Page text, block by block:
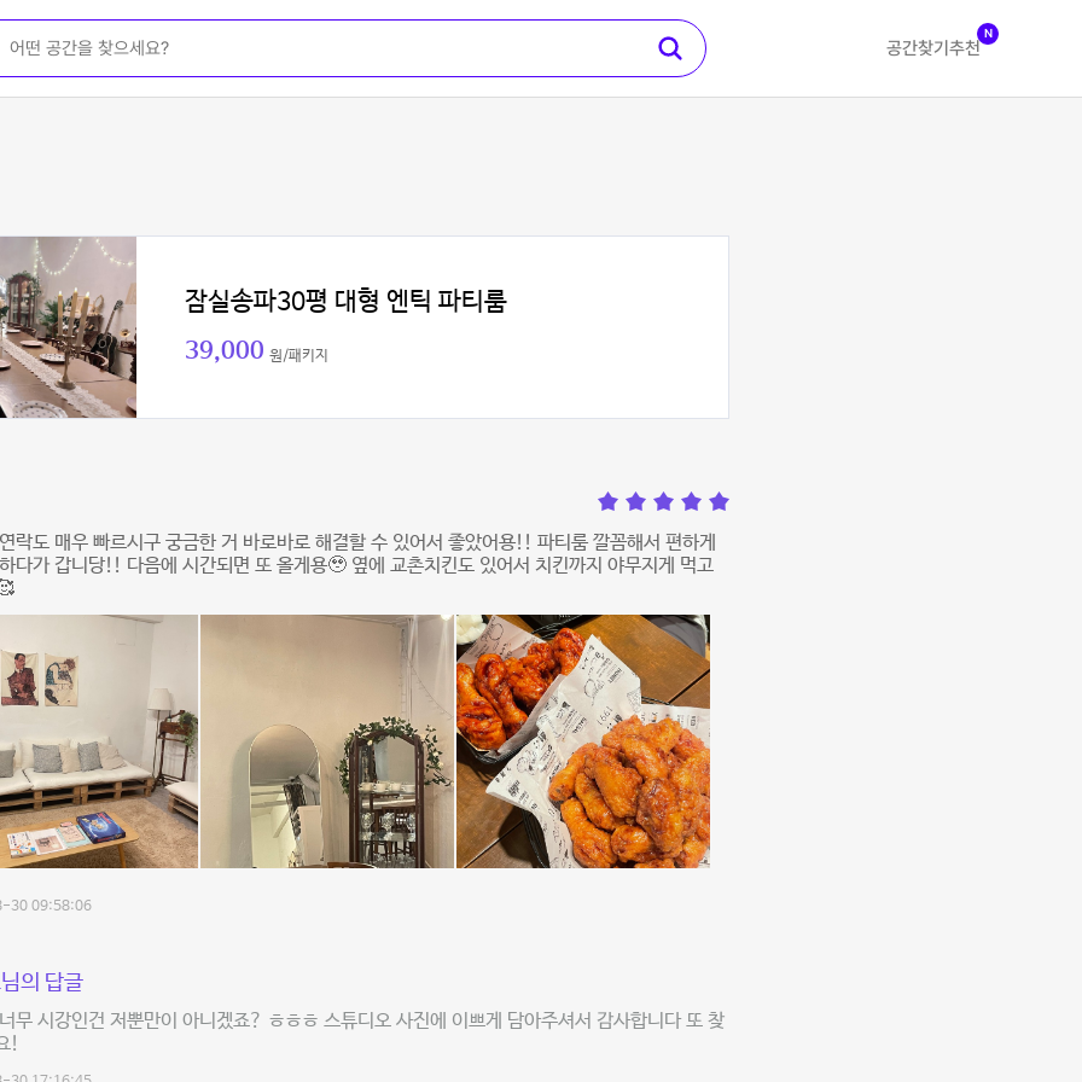
공간찾기 추천
N
잠실송파30평 대형 엔틱 파티룸
39,000 원/패키지
락도 매우 빠르시구 궁금한 거 바로바로 해결할 수 있어서 좋았어용!! 파티룸 깔꼼해서 편하게
다가 갑니당!! 다음에 시간되면 또 올게용🥹 옆에 교촌치킨도 있어서 치킨까지 야무지게 먹고
30 09:58:06
의 답글
무 시강인건 저뿐만이 아니겠죠? ㅎㅎㅎ 스튜디오 사진에 이쁘게 담아주셔서 감사합니다 또 찾
!